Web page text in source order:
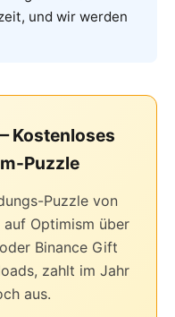
und wir werden
Kostenloses
Puzzle
Puzzle von
Optimism über
Binance Gift
zahlt im Jahr
aus.